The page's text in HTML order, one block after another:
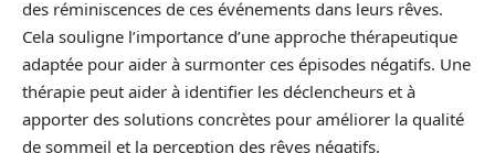
des réminiscences de ces événements dans leurs rêves.
Cela souligne l’importance d’une approche thérapeutique
adaptée pour aider à surmonter ces épisodes négatifs. Une
thérapie peut aider à identifier les déclencheurs et à
apporter des solutions concrètes pour améliorer la qualité
de sommeil et la perception des rêves négatifs.